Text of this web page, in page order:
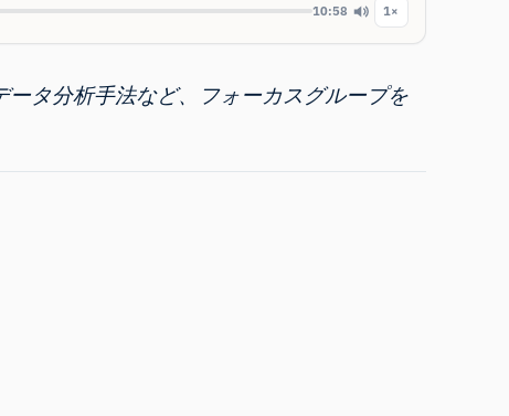
10:58 1×
タ分析手法など、フォーカスグループを